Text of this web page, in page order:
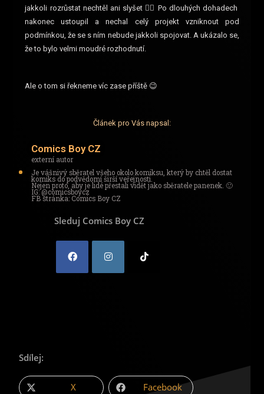
jakkoli rozrůstat nechtěl ani slyšet 🙅‍♂ Po dlouhých dohadech
nakonec ustoupil a nechal celý projekt vzniknout pod
podmínkou, že se s ním nebude jakkoli spojovat. A ukázalo se,
že to bylo velmi moudré rozhodnutí.
Ale o tom si řekneme víc zase příště 😉
Článek pro Vás napsal:
Comics Boy CZ
externí autor
Je vášnivý sběratel všeho okolo komiksu, který by chtěl dostat
komiks do podvědomí širší veřejnosti.
Nejen proto, aby je lidé přestali vidět jako sběratele panenek. 🙂
IG: @comicsboycz
FB stránka: Comics Boy CZ
Sleduj Comics Boy CZ
Sdílej:
X Facebook